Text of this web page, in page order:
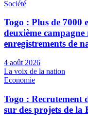
Société
Togo : Plus de 7000
deuxième
enregistrements de
4 août 2026
La voix de la nation
Economie
Togo : Recrutement
sur des projets de la